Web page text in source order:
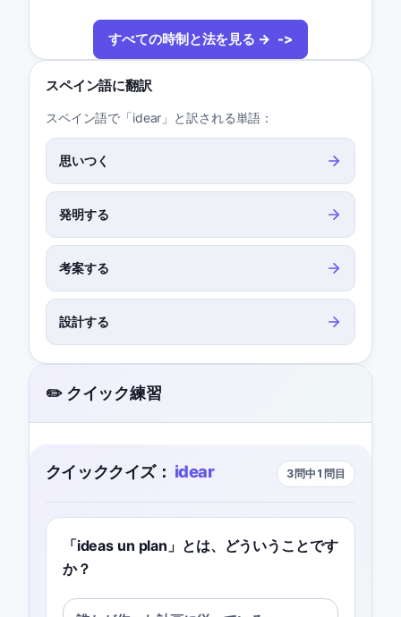
すべての時制と法を見る →
スペイン語に翻訳
スペイン語で「idear」と訳される単語：
思いつく
発明する
考案する
設計する
✏️ クイック練習
クイッククイズ： idear 3問中1問目
「ideas un plan」とは、どういうことです
か？